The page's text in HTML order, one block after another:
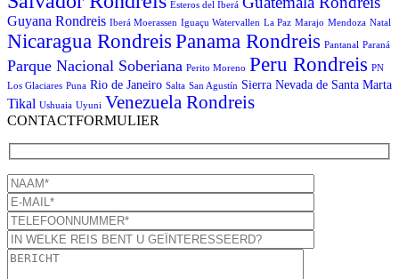
Esteros del Iberá
Guyana Rondreis Iberá Moerassen Iguaçu Watervallen La Paz Marajo Mendoza Natal
Nicaragua Rondreis Panama Rondreis Pantanal Paraná
Parque Nacional Soberiana Perito Moreno Peru Rondreis PN
Los Glaciares Puna Rio de Janeiro Salta San Agustín Sierra Nevada de Santa Marta
Tikal Ushuaia Uyuni Venezuela Rondreis
CONTACTFORMULIER